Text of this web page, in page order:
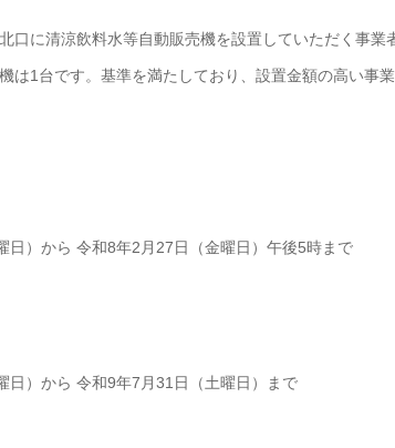
口に清涼飲料水等自動販売機を設置していただく事業
は1台です。基準を満たしており、設置金額の高い事
日）から 令和8年2月27日（金曜日）午後5時まで
日）から 令和9年7月31日（土曜日）まで